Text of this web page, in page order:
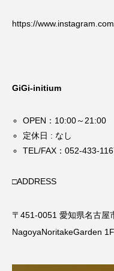
https://
GiGi-initium
OPEN：10:00～21:00
定休日 : なし
TEL/FAX：052-433-
□ADDRESS
〒451-0051 愛知県名古屋
NagoyaNoritakeGarden 1F